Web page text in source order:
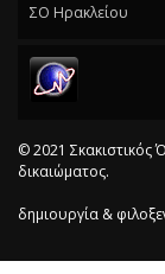
ΣΟ Ηρακλείου
© 2021 Σκακιστικός
δικαιώματος.
δημιουργία &